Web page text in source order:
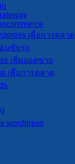
เพื่อการตลาด
อนขับรถ
เพิ่มยอดขาย
เพื่อการตลาด
wordpress